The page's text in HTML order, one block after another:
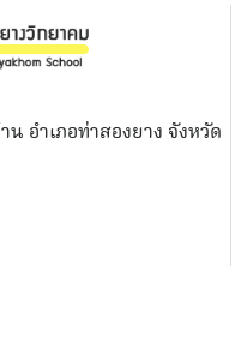
อำเภอท่าสองยาง จังหวัด